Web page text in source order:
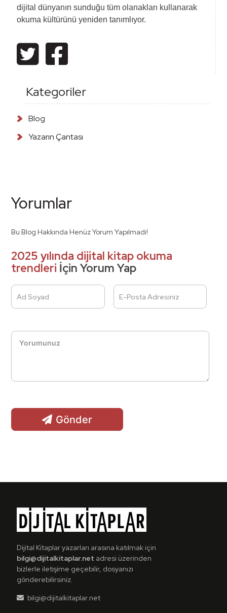
dijital dünyanın sunduğu tüm olanakları kullanarak
okuma kültürünü yeniden tanımlıyor.
Kategoriler
Blog
Yazarın Çantası
Yorumlar
Bu Blog Hakkında Henüz Yorum Yapılmadı!
2025 yılında dijital kitap okuma
trendleri İçin Yorum Yap
Ad Soyad E-Posta Adresiniz
Gönder
Dijital Kitaplar yazarları arasına katılmak için
bilgi@dijitalkitaplar.net adresi üzerinden
bizlerle iletişime geçebilir, dosyanızı
gönderebilirsiniz.
bilgi@dijitalkitaplar.net